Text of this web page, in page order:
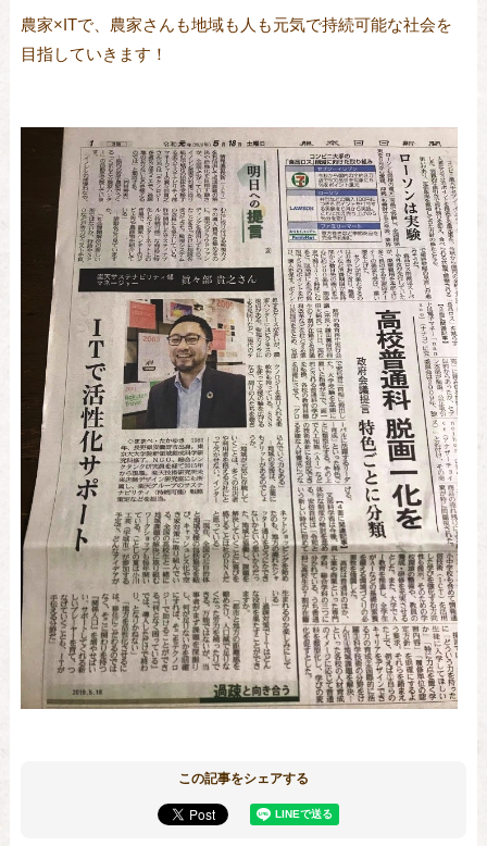
農家×ITで、農家さんも地域も人も元気で持続可能な社会を
目指していきます！
この記事をシェアする